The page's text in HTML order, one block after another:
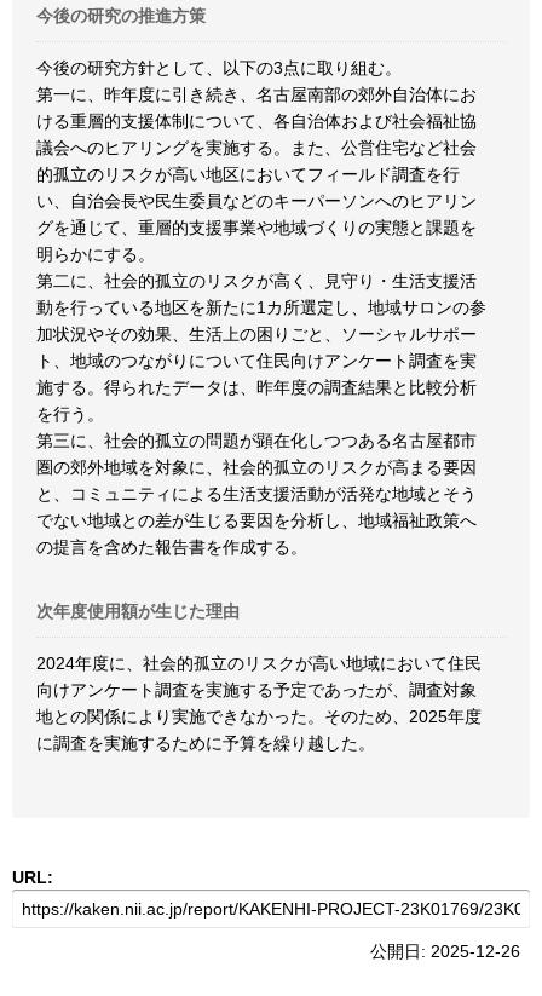
今後の研究の推進方策
今後の研究方針として、以下の3点に取り組む。
第一に、昨年度に引き続き、名古屋南部の郊外自治体にお
ける重層的支援体制について、各自治体および社会福祉協
議会へのヒアリングを実施する。また、公営住宅など社会
的孤立のリスクが高い地区においてフィールド調査を行
い、自治会長や民生委員などのキーパーソンへのヒアリン
グを通じて、重層的支援事業や地域づくりの実態と課題を
明らかにする。
第二に、社会的孤立のリスクが高く、見守り・生活支援活
動を行っている地区を新たに1カ所選定し、地域サロンの参
加状況やその効果、生活上の困りごと、ソーシャルサポー
ト、地域のつながりについて住民向けアンケート調査を実
施する。得られたデータは、昨年度の調査結果と比較分析
を行う。
第三に、社会的孤立の問題が顕在化しつつある名古屋都市
圏の郊外地域を対象に、社会的孤立のリスクが高まる要因
と、コミュニティによる生活支援活動が活発な地域とそう
でない地域との差が生じる要因を分析し、地域福祉政策へ
の提言を含めた報告書を作成する。
次年度使用額が生じた理由
2024年度に、社会的孤立のリスクが高い地域において住民
向けアンケート調査を実施する予定であったが、調査対象
地との関係により実施できなかった。そのため、2025年度
に調査を実施するために予算を繰り越した。
URL:
公開日: 2025-12-26